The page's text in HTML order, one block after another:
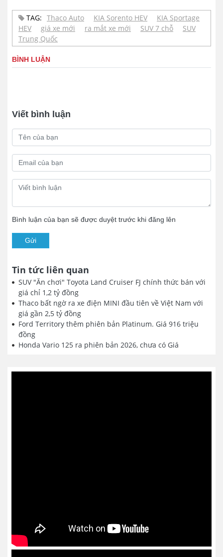
TAG: Thaco Auto KIA Sorento HEV
KIA Sportage
HEV
giá xe mới ra mắt xe mới SUV 7 chỗ
SUV
Trung Quốc
BÌNH LUẬN
Viết bình luận
Bình luận của bạn sẽ được duyệt trước khi đăng lên
Gửi
Tin tức liên quan
SUV "Ăn chơi" Toyota Land Cruiser FJ chính thức bán với
giá chỉ 1,2 tỷ đồng
Thaco bất ngờ ra xe điện MINI đầu tiên về Việt Nam với
giá gần 2,5 tỷ đồng
Ford Territory thêm phiên bản Platinum. Giá 916 triệu
đồng
Honda Vario 125 ra phiên bản 2026, chưa có Giá